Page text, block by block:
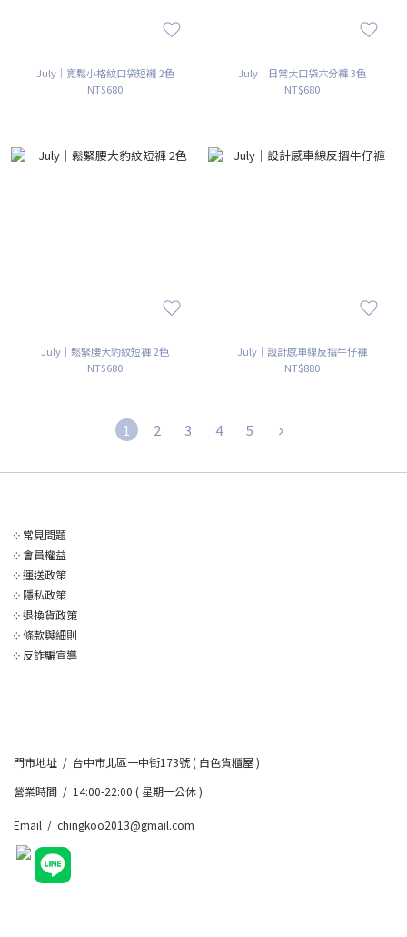
July｜寬鬆小格紋口袋短襯 2色
NT$680
July｜日常大口袋六分褲 3色
NT$680
July｜鬆緊腰大豹紋短褲 2色
NT$680
July｜設計感車線反摺牛仔褲
NT$880
1 2 3 4 5
༶ 常見問題
༶會員權益
༶運送政策
༶ 隱私政策
༶退換貨政策
༶條款與細則
༶ 反詐騙宣導
門市地址 / 台中市北區一中街173號 ( 白色貨櫃屋 )
營業時間 / 14:00-22:00 ( 星期一公休 )
Email / chingkoo2013@gmail.com